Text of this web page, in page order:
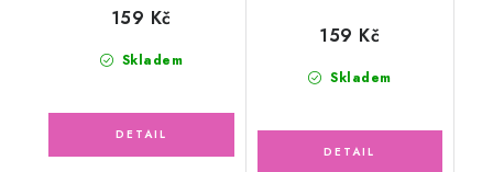
Skladem
159 Kč
Skladem
159 Kč